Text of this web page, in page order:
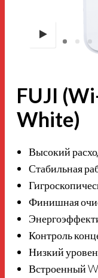
FUJI
White)
Высокий
Стабильная
Финишная
Контроль
Низкий
Встроенный